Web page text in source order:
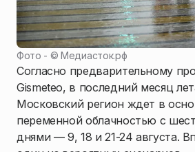
Фото - ©Медиасток.рф
Согласно предварительному
Gismeteo, в последний месяц
Московский регион ждет в
переменной облачностью с
днями — 9, 18 и 21-24 августа.